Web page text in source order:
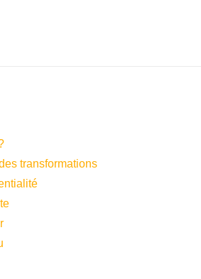
transformations